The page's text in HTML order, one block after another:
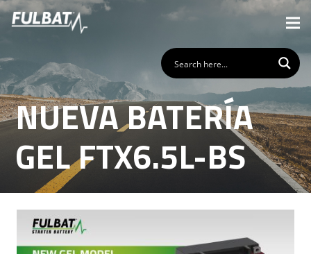
NUEVA BATERÍA
GEL FTX6.5L-BS